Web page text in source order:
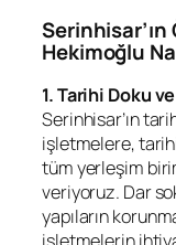
Serinhisar’ın
Hekimoğlu
1. Tarihi Doku
Serinhisar’ın
işletmelere,
tüm yerleşim
veriyoruz. Dar
yapıların